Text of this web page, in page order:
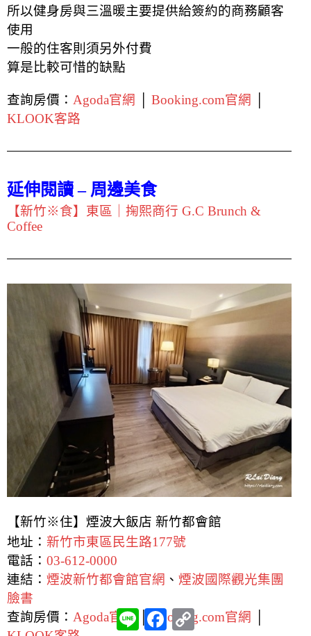
所以健身房與三溫暖主要提供給簽約的商務顧客
使用
一般的住客則須另外付費
算是比較可惜的缺點
查詢房價： Agoda官網 Booking.com官網
KLOOK客路
延伸閱讀 – 周邊美食
【新竹※食】東區｜掬熙商行 G.C Brunch &
Coffee
【新竹※住】煙波大飯店 新竹都會館
地址： 新竹市東區民生路177號
電話： 03-612-0000
連結： 煙波新竹都會館官網 、 煙波國際觀光集團
臉書
查詢房價： Agoda官網│Booking.com官網
L
F
a
C
o